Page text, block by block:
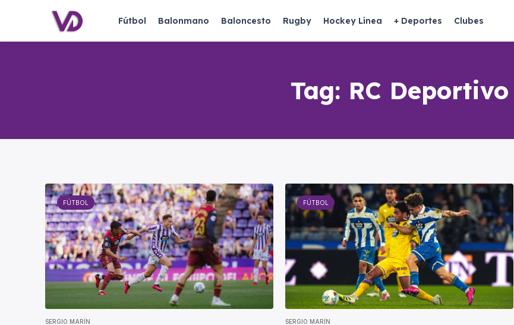
Fútbol Balonmano Baloncesto Rugby Hockey Línea + Deportes Clubes
Tag: RC Deportivo
FÚTBOL
SERGIO MARÍN
FÚTBOL
SERGIO MARÍN